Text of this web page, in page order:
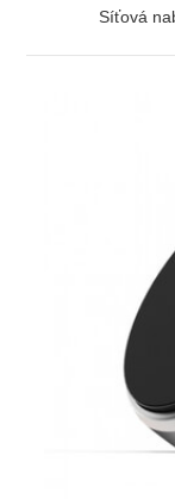
Síťová